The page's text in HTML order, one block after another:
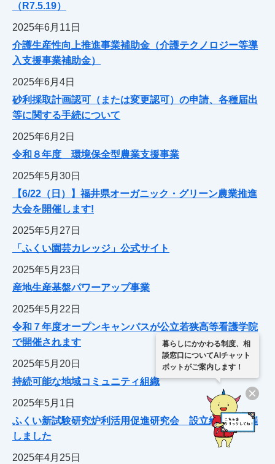
（R7.5.19）
2025年6月11日
介護生産性向上推進事業補助金（介護テクノロジー等導
入支援事業補助金）
2025年6月4日
砂利採取計画認可（または変更認可）の申請、各種届出
等に関する手続について
2025年6月2日
令和８年度 環境保全型農業支援事業
2025年5月30日
【6/22（日）】福井県オーガニック・グリーン農業推進
大会を開催します!
2025年5月27日
「ふくい園芸カレッジ」公式サイト
2025年5月23日
産地生産基盤パワーアップ事業
2025年5月22日
令和７年度オープンキャンパスが公立若狭高等看護学院
で開催されます
2025年5月20日
持続可能な地域コミュニティ組織
2025年5月1日
ふくい新試験研究炉利活用促進研究会 設立総会を開催
しました
2025年4月25日
暮らしにかかわる制度、相
談窓口についてAIチャット
ボットがご案内します！